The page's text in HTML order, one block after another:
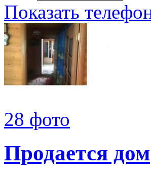
Показать
28 фото
Продается дом